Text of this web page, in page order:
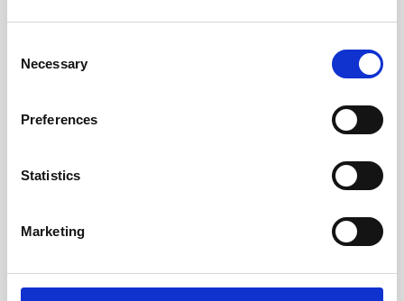
Selection
Necessary
Preferences
Statistics
Marketing
ERFAHREN ERFAHREN